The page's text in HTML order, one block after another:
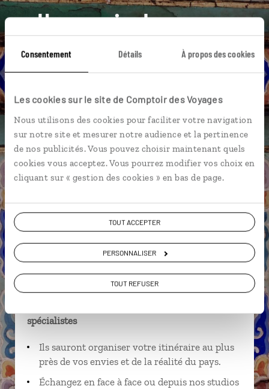
Consentement Détails À propos des cookies
Les cookies sur le site de Comptoir des Voyages
Nous utilisons des cookies pour faciliter votre navigation
sur notre site et mesurer notre audience et la pertinence
de nos publicités. Vous pouvez choisir maintenant quels
cookies vous acceptez. Vous pourrez modifier vos choix en
cliquant sur « gestion des cookies » en bas de page.
TOUT ACCEPTER
PERSONNALISER
TOUT REFUSER
Une envie de voyage
particulière ?
Hong Kong Île de Lantau Mer de Chine
Musée d’histoire Port d'Aberdeen Île de Lamma
Jardins zoologique et botanique
Monastère des 10 000 bouddhas Pic Victoria
Grégory,
spécialiste Chine
spécialistes
Ils sauront organiser votre itinéraire au plus
près de vos envies et de la réalité du pays.
Échangez en face à face ou depuis nos studios